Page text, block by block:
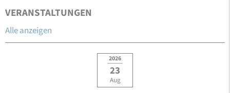
VERANSTALTUNGEN
Alle anzeigen
2026
23
Aug